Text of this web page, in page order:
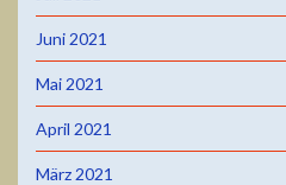
Juni 2021
Mai 2021
April 2021
März 2021